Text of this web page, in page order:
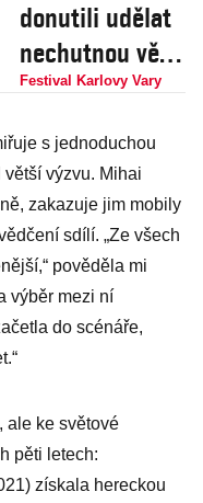
donutili udělat
nechutnou věc.
V nové varské
vedlejší roli
masitá žížala
Festival Karlovy Vary
s jednoduchou
výzvu. Mihai
zakazuje jim mobily
sdílí. „Ze všech
pověděla mi
výběr mezi ní
do scénáře,
ale ke světové
pěti letech:
získala hereckou